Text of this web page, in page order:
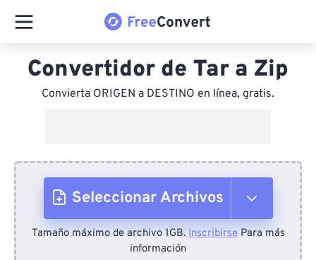
Convertidor de Tar a Zip
Convierta ORIGEN a DESTINO en línea, gratis.
Seleccionar Archivos
Desde el dispositivo
Tamaño máximo de archivo 1GB.InscribirsePara más
información